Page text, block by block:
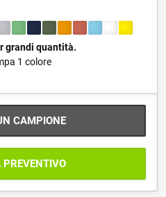
grandi quantità.
1 colore
CAMPIONE
PREVENTIVO